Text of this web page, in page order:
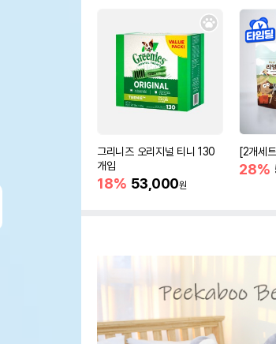
그리니즈 오리지널 티니 130
개입
18% 53,000원
[2개세
28%